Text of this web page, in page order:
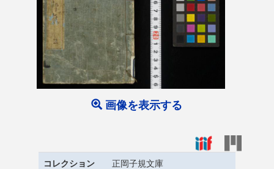
画像を表示する
コレクション 正岡子規文庫